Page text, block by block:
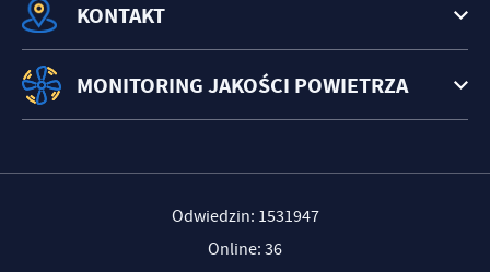
KONTAKT
MONITORING JAKOŚCI POWIETRZA
Odwiedzin: 1531947
Online: 36